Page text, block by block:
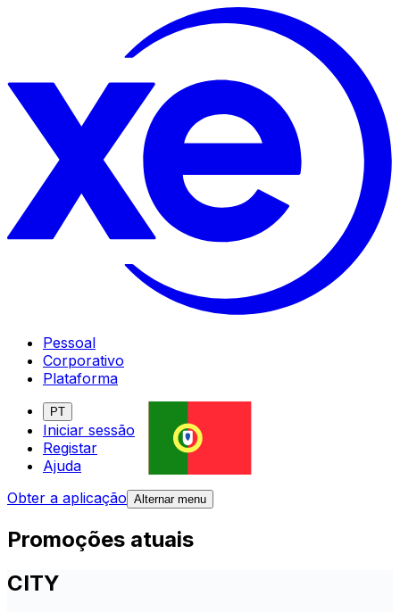
Pessoal
Corporativo
Plataforma
PT
Iniciar sessão
Registar
Ajuda
Obter a aplicação Alternar menu
Promoções atuais
CITY